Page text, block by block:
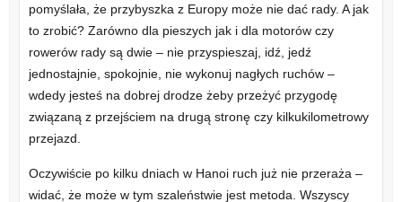
pomyślała, że przybyszka z Europy może nie dać rady. A jak
to zrobić? Zarówno dla pieszych jak i dla motorów czy
rowerów rady są dwie – nie przyspieszaj, idź, jedź
jednostajnie, spokojnie, nie wykonuj nagłych ruchów –
wdedy jesteś na dobrej drodze żeby przeżyć przygodę
związaną z przejściem na drugą stronę czy kilkukilometrowy
przejazd.
Oczywiście po kilku dniach w Hanoi ruch już nie przeraża –
widać, że może w tym szaleństwie jest metoda. Wszyscy